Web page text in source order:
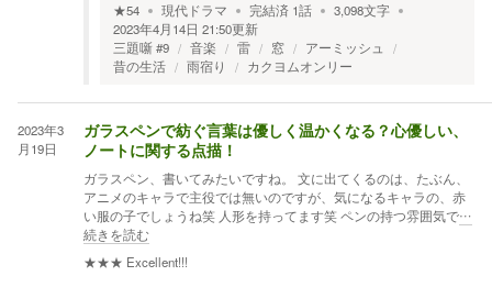
★54 現代ドラマ 完結済 1話 3,098文字
2023年4月14日 21:50更新
三題噺 #9
音楽 雷 窓
アーミッシュ
昔の生活
雨宿り カクヨムオンリー
2023年3
月19日
ガラスペンで紡ぐ言葉は優しく温かくなる？心優しい、
ノートに関する点描！
ガラスペン、書いてみたいですね。 文に出てくるのは、たぶん、
アニメのキャラで主役では無いのですが、気になるキャラの、赤
い服の子でしょうね笑 人形を持ってます笑 ペンの持つ雰囲気で…
続きを読む
★★★ Excellent!!!